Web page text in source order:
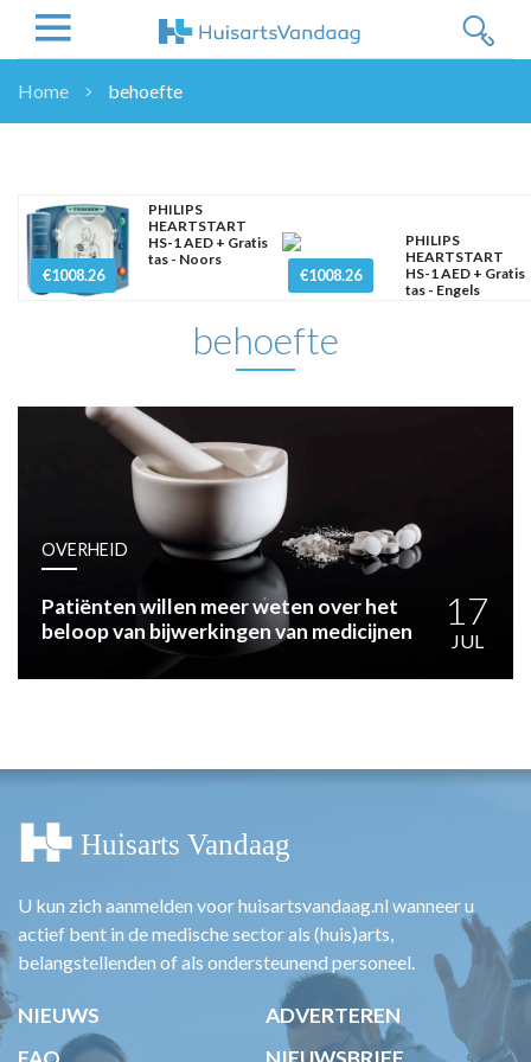
OVERHEID
WETENSCHAP
ZORGVERZEKERAARS
NASCHOLINGEN
ENQUÊTES
NHG
LHV
OPINIE
HUISARTSENPOST
PRAKTIJKZAKEN
TARIEVEN
VPHUISARTSEN
MEDISCHE VAKHANDEL
Home behoefte
€1008.26
PHILIPS
HEARTSTART
HS-1 AED + Gratis
tas - Noors
€1008.26
PHILIPS
HEARTSTART
HS-1 AED + Gratis
tas - Engels
behoefte
OVERHEID
Patiënten willen meer weten over het
beloop van bijwerkingen van medicijnen
17
JUL
U kun zich aanmelden voor huisartsvandaag.nl wanneer u
actief bent in de medische sector als (huis)arts,
belangstellenden of als ondersteunend personeel.
NIEUWS
ADVERTEREN